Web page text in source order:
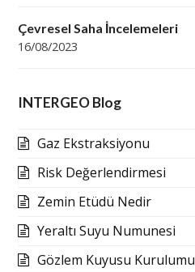
Çevresel Saha İncelemeleri
16/08/2023
INTERGEO Blog
Gaz Ekstraksiyonu
Risk Değerlendirmesi
Zemin Etüdü Nedir
Yeraltı Suyu Numunesi
Gözlem Kuyusu Kurulumu